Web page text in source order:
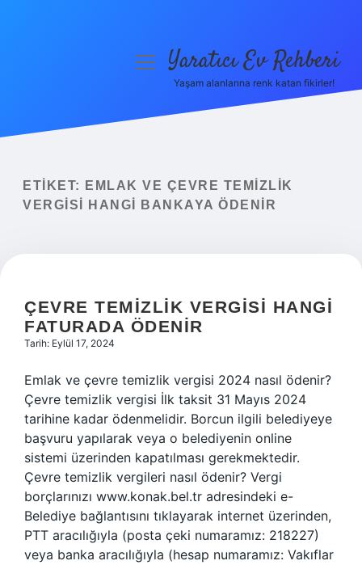
Yasal Uyarı
menüyüYaratıcı Ev Rehberi
Yaşam alanlarına renk katan fikirler!
ETIKET:
EMLAK VE ÇEVRE TEMIZLIK
VERGISI HANGI BANKAYA ÖDENIR
ÇEVRE TEMIZLIK VERGISI HANGI
FATURADA ÖDENIR
Tarih: Eylül 17, 2024
Emlak ve çevre temizlik vergisi 2024 nasıl ödenir?
Çevre temizlik vergisi İlk taksit 31 Mayıs 2024
tarihine kadar ödenmelidir. Borcun ilgili belediyeye
başvuru yapılarak veya o belediyenin online
sistemi üzerinden kapatılması gerekmektedir.
Çevre temizlik vergileri nasıl ödenir? Vergi
borçlarınızı www.konak.bel.tr adresindeki e-
Belediye bağlantısını tıklayarak internet üzerinden,
PTT aracılığıyla (posta çeki numaramız: 218227)
veya banka aracılığıyla (hesap numaramız: Vakıflar